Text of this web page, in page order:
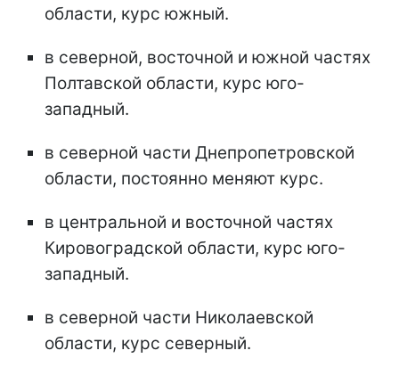
области, курс южный.
в северной, восточной и южной частях
Полтавской области, курс юго-
западный.
в северной части Днепропетровской
области, постоянно меняют курс.
в центральной и восточной частях
Кировоградской области, курс юго-
западный.
в северной части Николаевской
области, курс северный.